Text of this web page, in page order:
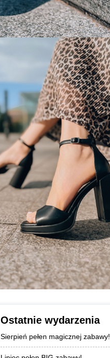
Ostatnie wydarzenia
Sierpień pełen magicznej zabawy!